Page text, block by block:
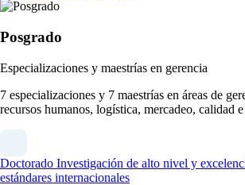
Posgrado
Especializaciones y maestrías en gerencia
7 especializaciones y 7 maestrías en áreas de
recursos humanos, logística, mercadeo, calidad
Doctorado Investigación de alto nivel y
estándares internacionales